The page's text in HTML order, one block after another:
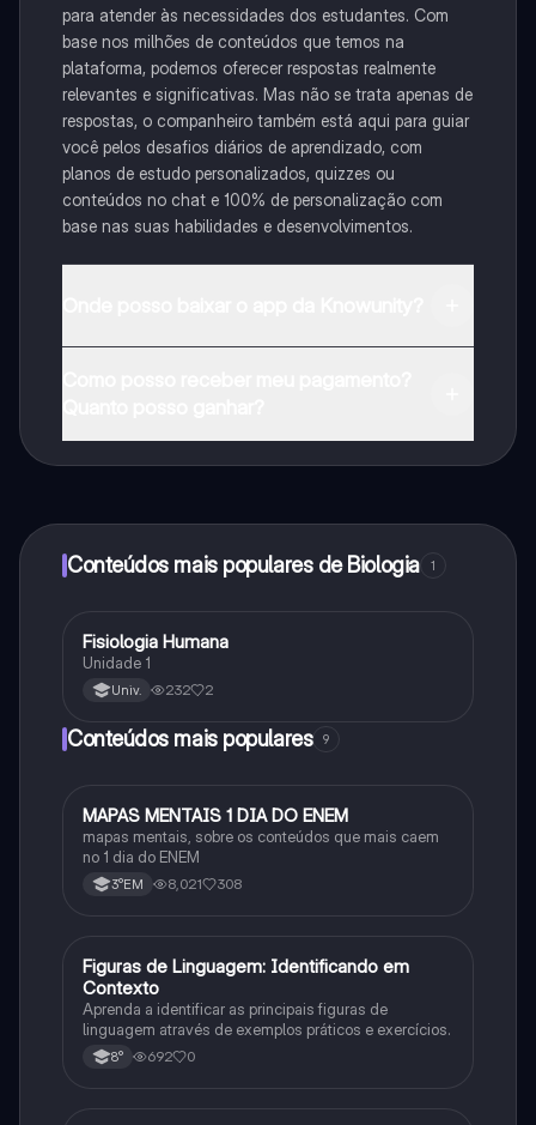
para atender às necessidades dos estudantes. Com
base nos milhões de conteúdos que temos na
plataforma, podemos oferecer respostas realmente
relevantes e significativas. Mas não se trata apenas de
respostas, o companheiro também está aqui para guiar
você pelos desafios diários de aprendizado, com
planos de estudo personalizados, quizzes ou
conteúdos no chat e 100% de personalização com
base nas suas habilidades e desenvolvimentos.
Conteúdos mais populares de Biologia 1
Biologia
Fisiologia Humana
Unidade 1
Univ. 232 2
Conteúdos mais populares 9
Português
MAPAS MENTAIS 1 DIA DO ENEM
mapas mentais, sobre os conteúdos que mais caem
no 1 dia do ENEM
3°EM 8,021 308
FPortuguês
Figuras de Linguagem: Identificando em
Contexto
Aprenda a identificar as principais figuras de
linguagem através de exemplos práticos e exercícios.
8° 692 0